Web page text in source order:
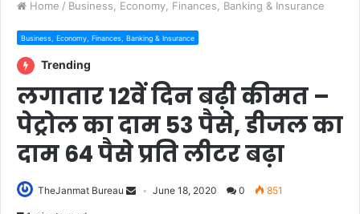
Home / Business, Economy, Finances, Banking & Insurance
Business, Economy, Finances, Banking & Insurance
Trending
लगातार 12वें दिन बढ़ी कीमत –
पेट्रोल का दाम 53 पैसे, डीजल का
दाम 64 पैसे प्रति लीटर बढ़ा
TheJanmat Bureau June 18, 2020 0 851